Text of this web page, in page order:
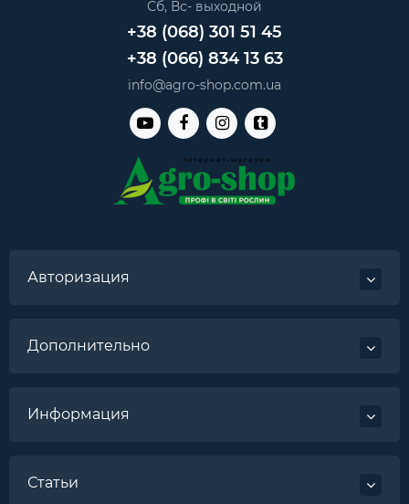
Сб, Вс- выходной
+38 (068) 301 51 45
+38 (066) 834 13 63
info@agro-shop.com.ua
Авторизация
Дополнительно
Информация
Статьи